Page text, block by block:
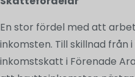
En stor fördel med att
inkomsten. Till skillnad från
inkomstskatt i Förenade